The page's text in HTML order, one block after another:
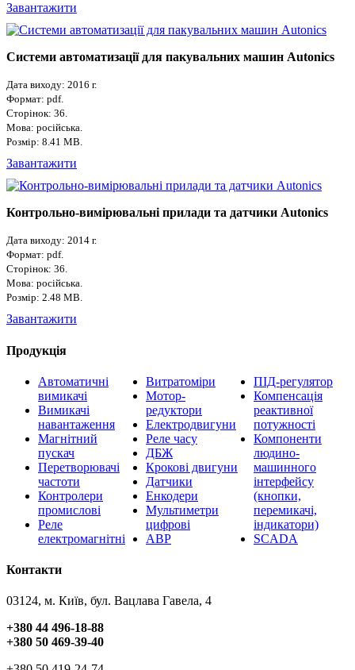
Завантажити
Системи автоматизації для пакувальних машин Autonics
Дата виходу: 2016 г.
Формат: pdf.
Сторінок: 36.
Мова: російська.
Розмір: 8.41 MB.
Завантажити
Контрольно-вимірювальні прилади та датчики Autonics
Дата виходу: 2014 г.
Формат: pdf.
Сторінок: 36.
Мова: російська.
Розмір: 2.48 MB.
Завантажити
Продукція
Автоматичні
вимикачі
Вимикачі
навантаження
Магнітний
пускач
Перетворювачі
частоти
Контролери
промислові
Реле
електромагнітні
Витратоміри
Мотор-
редуктори
Електродвигуни
Реле часу
ДБЖ
Крокові двигуни
Датчики
Енкодери
Мультиметри
цифрові
АВР
ПІД-регулятор
Компенсація
реактивної
потужності
Компоненти
людино-
машинного
інтерфейсу
(кнопки,
перемикачі,
індикатори)
SCADA
Контакти
03124, м. Київ, бул. Вацлава Гавела, 4
+380 44 496-18-88
+380 50 469-39-40